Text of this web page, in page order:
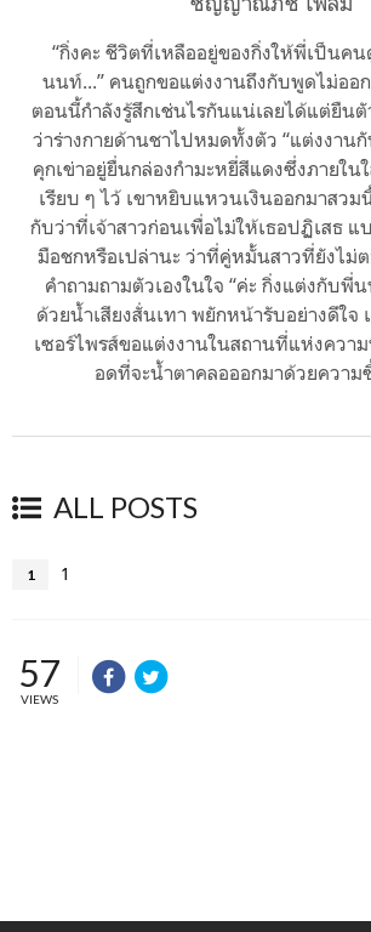
“กิ่งคะ ชีวิตที่เหลืออยู่ของกิ่งให้พี่เป็นคน
นนท์...” คนถูกขอแต่งงานถึงกับพูดไม่ออ
ตอนนี้กำลังรู้สึกเช่นไรกันแน่เลยได้แต่ยืน
ว่าร่างกายด้านชาไปหมดทั้งตัว “แต่งงาน
คุกเข่าอยู่ยื่นกล่องกำมะหยี่สีแดงซึ่งภายใน
เรียบ ๆ ไว้ เขาหยิบแหวนเงินออกมาสวม
กับว่าที่เจ้าสาวก่อนเพื่อไม่ให้เธอปฏิเสธ แ
มือชกหรือเปล่านะ ว่าที่คู่หมั้นสาวที่ยังไม่
คำถามถามตัวเองในใจ “ค่ะ กิ่งแต่งกับพี่
ด้วยน้ำเสียงสั่นเทา พยักหน้ารับอย่างดีใจ
เซอร์ไพรส์ขอแต่งงานในสถานที่แห่งความ
อดที่จะน้ำตาคลอออกมาด้วยความ
ALL POSTS
1 1
57
VIEWS